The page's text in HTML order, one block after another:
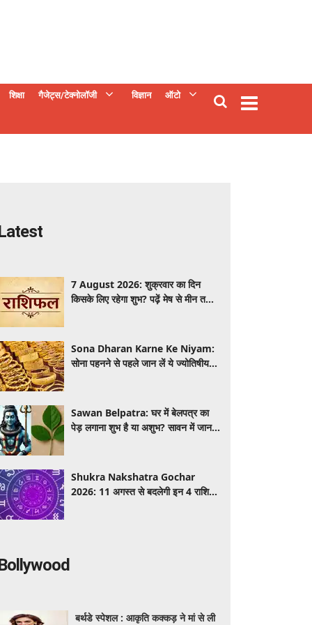
शिक्षा गैजेट्स/टेक्नोलॉजी विज्ञान ऑटो
7 August 2026: शुक्रवार का दिन
किसके लिए रहेगा शुभ? पढ़ें मेष से मीन तक
Sona Dharan Karne Ke Niyam:
सोना पहनने से पहले जान लें ये ज्योतिषीय
Sawan Belpatra: घर में बेलपत्र का
पेड़ लगाना शुभ है या अशुभ? सावन में जान
Shukra Nakshatra Gochar
2026: 11 अगस्त से बदलेगी इन 4 राशियों
बर्थडे स्पेशल : आकृति कक्कड़ ने मां से ली